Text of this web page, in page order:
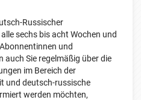
Russischer
sechs bis acht Wochen und
und
auch Sie regelmäßig über die
im Bereich der
und deutsch-russische
werden möchten,